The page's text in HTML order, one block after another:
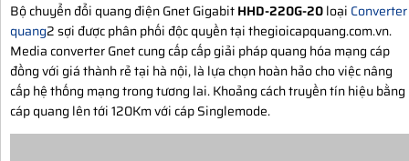
Bộ chuyển đổi quang điện Gnet GigabitHHD-220G-20loại Converter
quang2 sợi được phân phối độc quyền tại thegioicapquang.com.vn.
Media converter Gnet cung cấp cấp giải pháp quang hóa mạng cáp
đồng với giá thành rẻ tại hà nội, là lựa chọn hoàn hảo cho việc nâng
cấp hệ thống mạng trong tương lai. Khoảng cách truyền tín hiệu bằng
cáp quang lên tới 120Km với cáp Singlemode.